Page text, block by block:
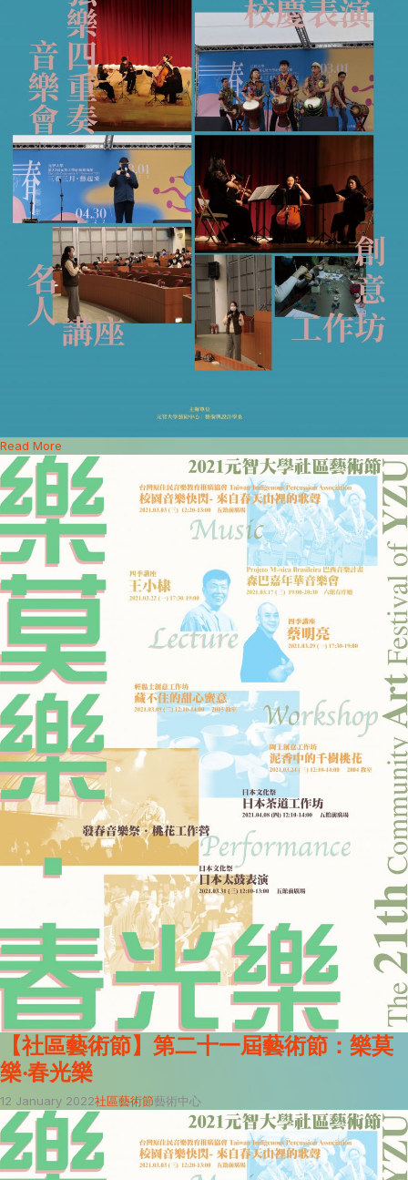
Read More
【社區藝術節】第二十一屆藝術節：樂莫
樂‧春光樂
12 January 2022社區藝術節藝術中心